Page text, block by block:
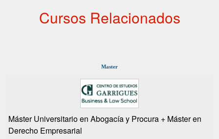
Cursos Relacionados
Master
Máster Universitario en Abogacía y Procura + Máster en
Derecho Empresarial